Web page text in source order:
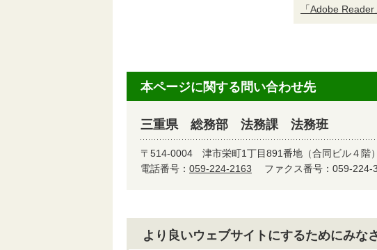
「Adobe
本ページに関する問い合わせ先
三重県 総務部 法務課 法務班
〒514-0004 津市栄町1丁目891番地（合同ビル４階）
電話番号： 059-224-2163 ファクス番号：059-
より良いウェブサイトにするためにみな